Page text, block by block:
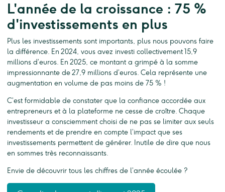
L'année de la croissance : 75 %
d'investissements en plus
Plus les investissements sont importants, plus nous pouvons faire
la différence. En 2024, vous avez investi collectivement 15,9
millions d’euros. En 2025, ce montant a grimpé à la somme
impressionnante de 27,9 millions d’euros. Cela représente une
augmentation en volume de pas moins de 75 % !
C’est formidable de constater que la confiance accordée aux
entrepreneurs et à la plateforme ne cesse de croître. Chaque
investisseur a consciemment choisi de ne pas se limiter aux seuls
rendements et de prendre en compte l’impact que ses
investissements permettent de générer. Inutile de dire que nous
en sommes très reconnaissants.
Envie de découvrir tous les chiffres de l’année écoulée ?